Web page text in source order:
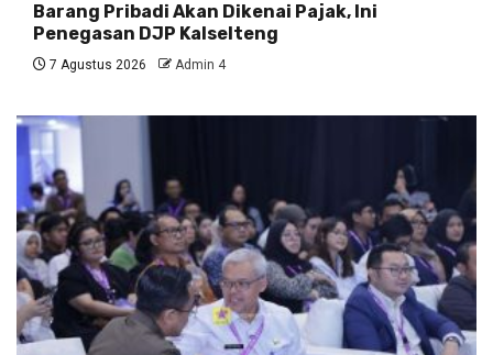
Barang Pribadi Akan Dikenai Pajak, Ini
Penegasan DJP Kalselteng
7 Agustus 2026 Admin 4